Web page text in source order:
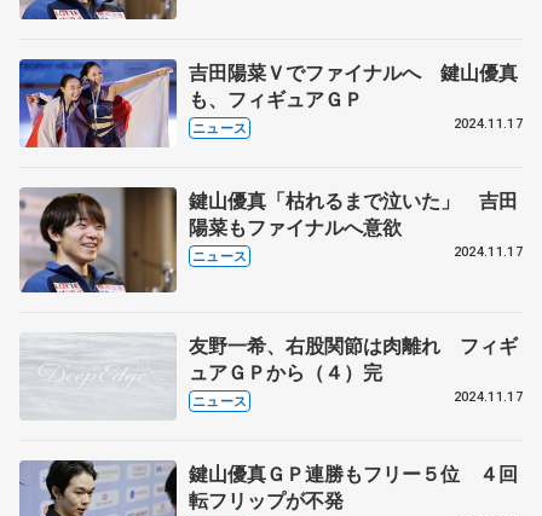
吉田陽菜Ｖでファイナルへ 鍵山優真
も、フィギュアＧＰ
ニュース 2024.11.17
鍵山優真「枯れるまで泣いた」 吉田
陽菜もファイナルへ意欲
ニュース 2024.11.17
友野一希、右股関節は肉離れ フィギ
ュアＧＰから（４）完
ニュース 2024.11.17
鍵山優真ＧＰ連勝もフリー５位 ４回
転フリップが不発